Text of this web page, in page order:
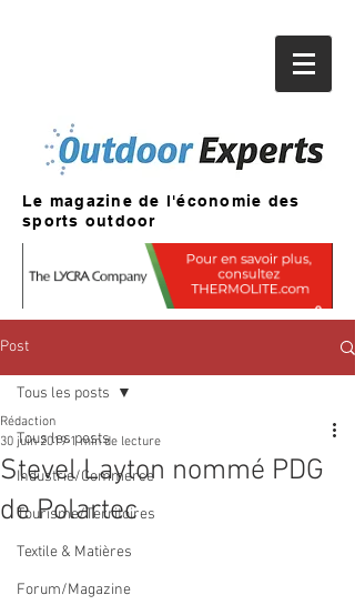
Le magazine de l'économie des
sports outdoor
Post
Tous les posts
Industrie/Commerce
Tourisme/Territoires
Textile & Matières
Forum/Magazine
Tous les posts
Stevel Layton nommé PDG
de Polartec
Rédaction
30 juin 2019 1 min de lecture